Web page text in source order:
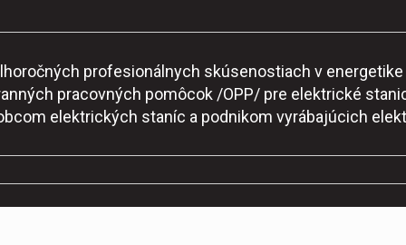
profesionálnych skúsenostiach v
pracovných pomôcok /OPP/ pre elektrické
elektrických staníc a podnikom vyrábajúcich